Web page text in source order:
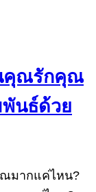
คุณรักคุณ
นธ์ด้วย